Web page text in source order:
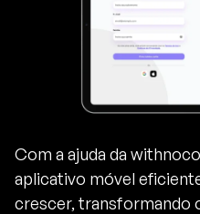
Com a ajuda da
aplicativo móvel
crescer, transformando